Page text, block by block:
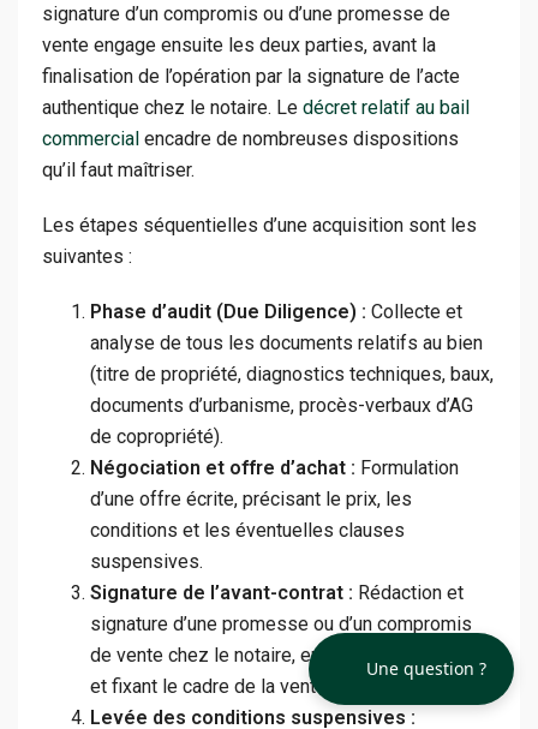
signature d’un compromis ou d’une promesse de
vente engage ensuite les deux parties, avant la
finalisation de l’opération par la signature de l’acte
authentique chez le notaire. Le décret relatif au bail
commercial encadre de nombreuses dispositions
qu’il faut maîtriser.
Les étapes séquentielles d’une acquisition sont les
suivantes :
Phase d’audit (Due Diligence) : Collecte et
analyse de tous les documents relatifs au bien
(titre de propriété, diagnostics techniques, baux,
documents d’urbanisme, procès-verbaux d’AG
de copropriété).
Négociation et offre d’achat : Formulation
d’une offre écrite, précisant le prix, les
conditions et les éventuelles clauses
suspensives.
Signature de l’avant-contrat : Rédaction et
signature d’une promesse ou d’un compromis
de vente chez le notaire, engageant les parties
et fixant le cadre de la vente.
Levée des conditions suspensives :
Une question ?